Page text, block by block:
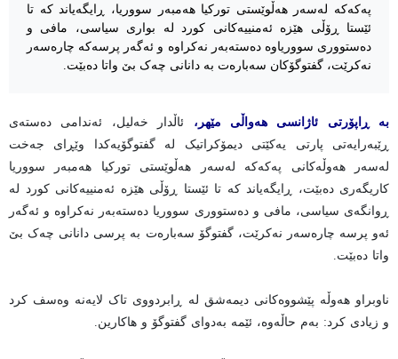
پەکەکە لەسەر هەڵوێستی تورکیا هەمبەر سووریا، ڕایگەیاند کە تا
ئێستا ڕۆڵی هێزە ئەمنییەکانی کورد لە بواری سیاسی، مافی و
دەستووری سووریاوە دەستەبەر نەکراوە و ئەگەر پرسەکە چارەسەر
نەکرێت، گفتوگۆکان سەبارەت بە دانانی چەک بێ واتا دەبێت.
بە ڕاپۆرتی ئاژانسی هەواڵی مێهر، ئاڵدار خەلیل، ئەندامی دەستەی
ڕێبەرایەتی پارتی یەکێتی دیمۆکراتیک لە گفتوگۆیەکدا وێڕای جەخت
لەسەر هەوڵەکانی پەکەکە لەسەر هەڵوێستی تورکیا هەمبەر سووریا
کاریگەری دەبێت، ڕایگەیاند کە تا ئێستا ڕۆڵی هێزە ئەمنییەکانی کورد لە
ڕوانگەی سیاسی، مافی و دەستووری سووریا دەستەبەر نەکراوە و ئەگەر
ئەو پرسە چارەسەر نەکرێت، گفتوگۆ سەبارەت بە پرسی دانانی چەک بێ
واتا دەبێت.
ناوبراو هەوڵە پێشووەکانی دیمەشق لە ڕابردووی تاک لایەنە وەسف کرد
و زیادی کرد: بەم حاڵەوە، ئێمە بەدوای گفتوگۆ و هاکارین.